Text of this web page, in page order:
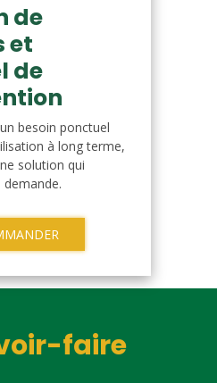
de
et
de
besoin ponctuel
à long terme,
solution qui
demande.
faire